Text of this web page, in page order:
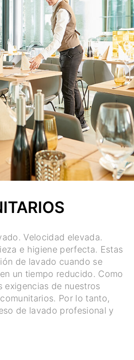
Velocidad elevada.
e higiene perfecta. Estas
de lavado cuando se
un tiempo reducido. Como
exigencias de nuestros
Por lo tanto,
de lavado profesional y